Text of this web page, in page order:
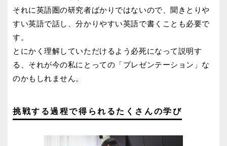
それに英語圏の研究者ばかりではないので、聞きとりや
すい英語で話し、分かりやすい英語で書くことも必要で
す。
とにかく理解していただけるよう必死になって説明す
る、それが今の私にとっての「プレゼンテーション」な
のかもしれません。
挑戦する過程で得られるたくさんの学び